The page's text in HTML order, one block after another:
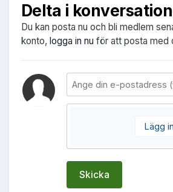
Delta i
Du kan posta nu och bli medlem
konto, logga in nu för att posta med
Lägg
Skicka